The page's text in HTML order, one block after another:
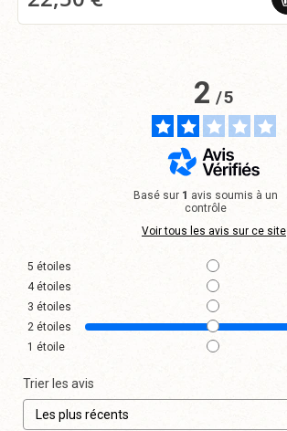
2/5
Basé sur 1 avis soumis à un
contrôle
Voir tous les avis sur ce site
5 étoiles
4 étoiles
3 étoiles
2 étoiles
1 étoile
Trier les avis